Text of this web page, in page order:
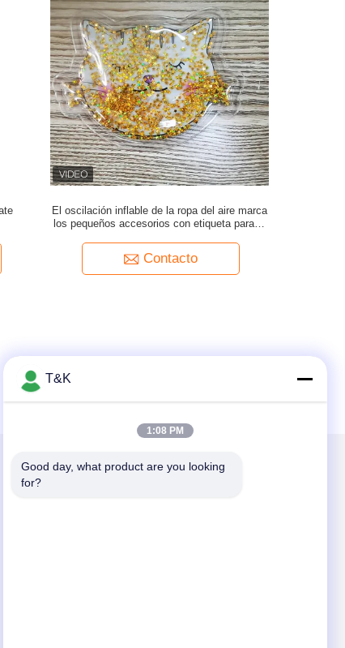
El oscilación inflable de la ropa del aire marca
los pequeños accesorios con etiqueta para la
Contacto
Envíenos un correo
T&K
1:08 PM
Good day, what product are you looking
for?